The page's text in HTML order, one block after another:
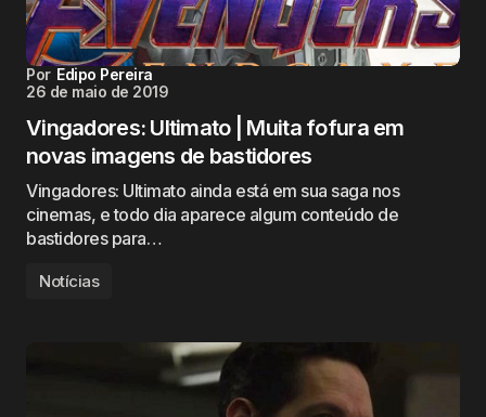
Por Edipo Pereira
26 de maio de 2019
Vingadores: Ultimato | Muita fofura em
novas imagens de bastidores
Vingadores: Ultimato ainda está em sua saga nos
cinemas, e todo dia aparece algum conteúdo de
bastidores para…
Notícias